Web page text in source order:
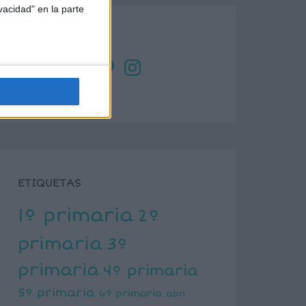
en la parte
X
Facebook
YouTubePinterestInstagram
ETIQUETAS
1º primaria 2º
primaria 3º
primaria 4º primaria
5º primaria 6º primaria abn